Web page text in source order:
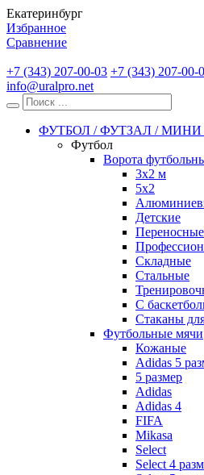
Екатеринбург
Избранное
Сравнение
+7 (343) 207-00-03 +7 (343) 207-00-
info@uralpro.net
ФУТБОЛ / ФУТЗАЛ /
Футбол
Ворота
3х2 м
5х2
Детские
Переносные
Складные
Стальные
С
Стаканы
Футбольные мячи
Кожаные
Adidas 5
5 размер
Adidas
Adidas 4
FIFA
Mikasa
Select
Select 4